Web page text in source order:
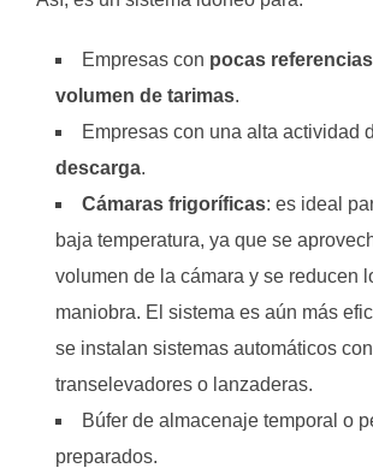
Empresas con pocas referencias
volumen de tarimas.
Empresas con una alta actividad
descarga.
Cámaras frigoríficas: es ideal
baja temperatura, ya que se
volumen de la cámara y se reducen
maniobra. El sistema es aún más
se instalan sistemas automáticos con
transelevadores o lanzaderas.
Búfer de almacenaje temporal o
preparados.